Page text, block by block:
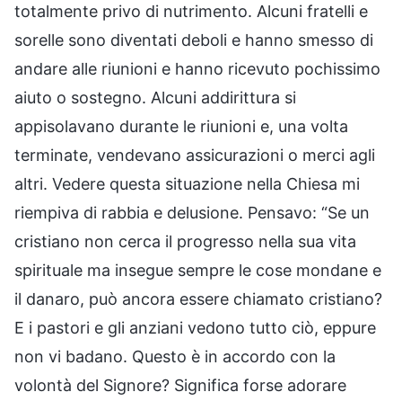
totalmente privo di nutrimento. Alcuni fratelli e
sorelle sono diventati deboli e hanno smesso di
andare alle riunioni e hanno ricevuto pochissimo
aiuto o sostegno. Alcuni addirittura si
appisolavano durante le riunioni e, una volta
terminate, vendevano assicurazioni o merci agli
altri. Vedere questa situazione nella Chiesa mi
riempiva di rabbia e delusione. Pensavo: “Se un
cristiano non cerca il progresso nella sua vita
spirituale ma insegue sempre le cose mondane e
il danaro, può ancora essere chiamato cristiano?
E i pastori e gli anziani vedono tutto ciò, eppure
non vi badano. Questo è in accordo con la
volontà del Signore? Significa forse adorare